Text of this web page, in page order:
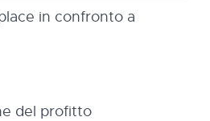
in confronto a
del profitto